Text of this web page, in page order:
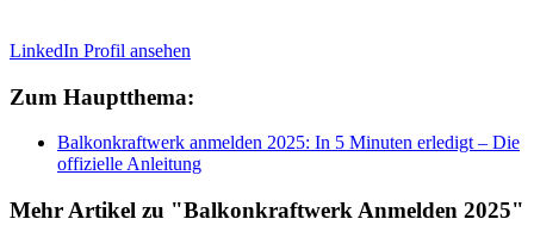
LinkedIn Profil ansehen
Zum Hauptthema:
Balkonkraftwerk anmelden 2025: In 5 Minuten erledigt – Die
offizielle Anleitung
Mehr Artikel zu "Balkonkraftwerk Anmelden 2025"